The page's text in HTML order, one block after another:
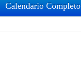
Calendario Completo